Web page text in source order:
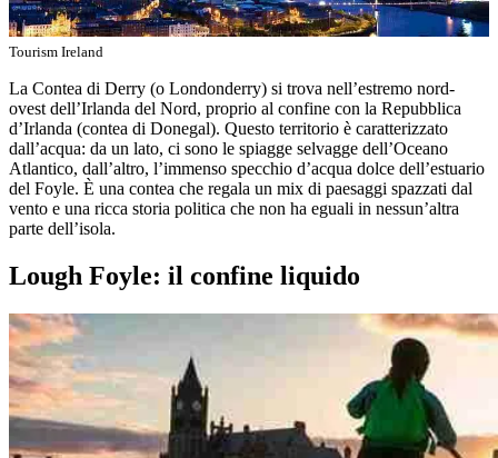
Tourism Ireland
La Contea di Derry (o Londonderry) si trova nell’estremo nord-
ovest dell’Irlanda del Nord, proprio al confine con la Repubblica
d’Irlanda (contea di Donegal). Questo territorio è caratterizzato
dall’acqua: da un lato, ci sono le spiagge selvagge dell’Oceano
Atlantico, dall’altro, l’immenso specchio d’acqua dolce dell’estuario
del Foyle. È una contea che regala un mix di paesaggi spazzati dal
vento e una ricca storia politica che non ha eguali in nessun’altra
parte dell’isola.
Lough Foyle: il confine liquido